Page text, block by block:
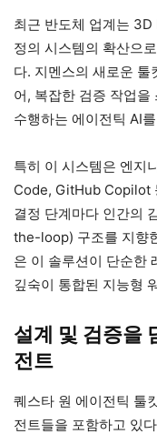
최근 반도체 업계는
정의 시스템의 확산으
다. 지멘스의 새로운 툴
어, 복잡한 검증 작업을
수행하는 에이전틱 AI
특히 이 시스템은 엔지
Code, GitHub Copilot
결정 단계마다 인간의
the-loop) 구조를 지향
은 이 솔루션이 단순한
깊숙이 통합된 지능형
설계 및 검증을
전트
퀘스타 원 에이전틱 툴
전트들을 포함하고 있